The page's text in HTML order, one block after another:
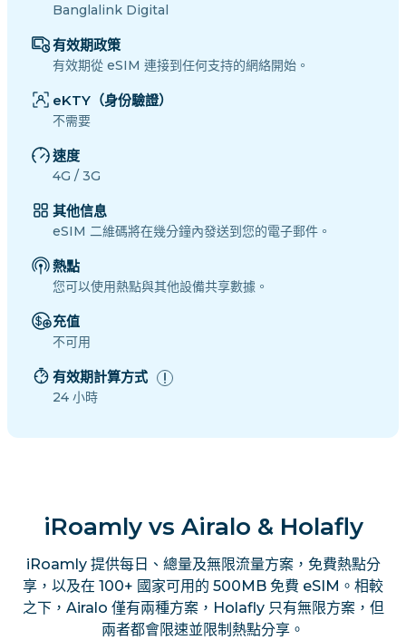
Banglalink Digital
有效期政策
有效期從 eSIM 連接到任何支持的網絡開始。
eKTY（身份驗證）
不需要
速度
4G / 3G
其他信息
eSIM 二維碼將在幾分鐘內發送到您的電子郵件。
熱點
您可以使用熱點與其他設備共享數據。
充值
不可用
有效期計算方式
24 小時
iRoamly vs Airalo & Holafly
iRoamly 提供每日、總量及無限流量方案，免費熱點分
享，以及在 100+ 國家可用的 500MB 免費 eSIM。相較
之下，Airalo 僅有兩種方案，Holafly 只有無限方案，但
兩者都會限速並限制熱點分享。